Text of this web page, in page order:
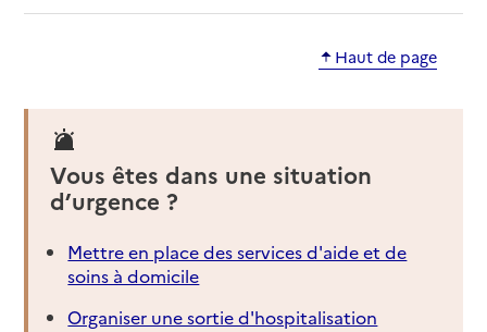
Haut de page
Vous êtes dans une situation
d’urgence ?
Mettre en place des services d'aide et de
soins à domicile
Organiser une sortie d'hospitalisation